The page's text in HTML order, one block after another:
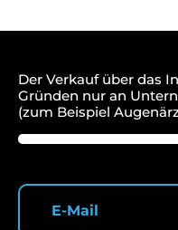
Der Verkauf über das
Gründen nur an
(zum Beispiel